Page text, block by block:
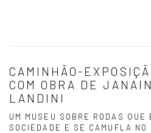
CAMINHÃO-
COM OBRA DE
LANDINI
UM MUSEU SOBRE RODAS QUE
SOCIEDADE E SE CAMUFLA NO